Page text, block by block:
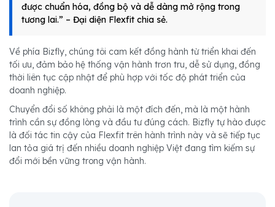
được chuẩn hóa, đồng bộ và dễ dàng mở rộng trong
tương lai.” – Đại diện Flexfit chia sẻ.
Về phía Bizfly, chúng tôi cam kết đồng hành từ triển khai đến
tối ưu, đảm bảo hệ thống vận hành trơn tru, dễ sử dụng, đồng
thời liên tục cập nhật để phù hợp với tốc độ phát triển của
doanh nghiệp.
Chuyển đổi số không phải là một đích đến, mà là một hành
trình cần sự đồng lòng và đầu tư đúng cách. Bizfly tự hào được
là đối tác tin cậy của Flexfit trên hành trình này và sẽ tiếp tục
lan tỏa giá trị đến nhiều doanh nghiệp Việt đang tìm kiếm sự
đổi mới bền vững trong vận hành.